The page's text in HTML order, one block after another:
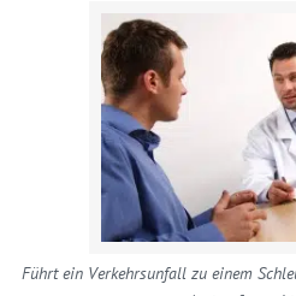
Führt ein Verkehrsunfall zu einem